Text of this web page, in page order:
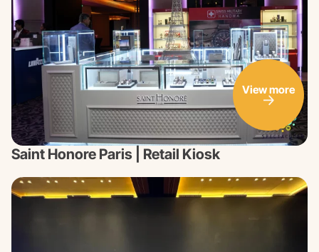
Saint Honore Paris | Retail Kiosk
View more